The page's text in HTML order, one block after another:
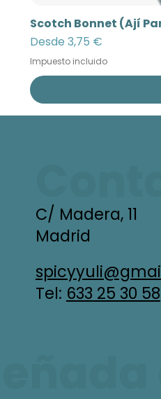
Scotch Bonnet (Ají
Desde 3,75 €
Precio de oferta
Impuesto incluido
C/ Madera, 11
Madrid
Tel: 633 25 30 58